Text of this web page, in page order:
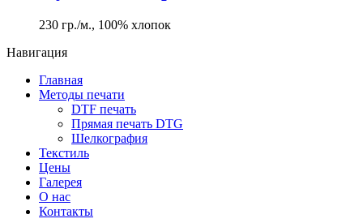
230 гр./м., 100% хлопок
Навигация
Главная
Методы печати
DTF печать
Прямая печать DTG
Шелкография
Текстиль
Цены
Галерея
О нас
Контакты